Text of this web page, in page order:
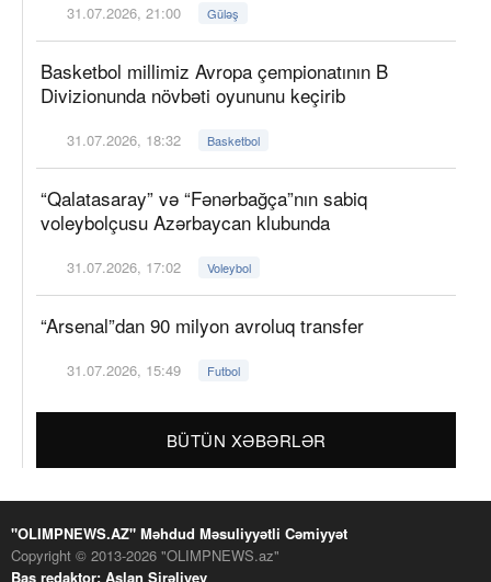
31.07.2026, 21:00 Güləş
Basketbol millimiz Avropa çempionatının B
Divizionunda növbəti oyununu keçirib
31.07.2026, 18:32 Basketbol
“Qalatasaray” və “Fənərbağça”nın sabiq
voleybolçusu Azərbaycan klubunda
31.07.2026, 17:02 Voleybol
“Arsenal”dan 90 milyon avroluq transfer
31.07.2026, 15:49 Futbol
BÜTÜN XƏBƏRLƏR
"OLIMPNEWS.AZ" Məhdud Məsuliyyətli Cəmiyyət
Copyright © 2013-2026 "OLIMPNEWS.az"
Baş redaktor: Aslan Şirəliyev